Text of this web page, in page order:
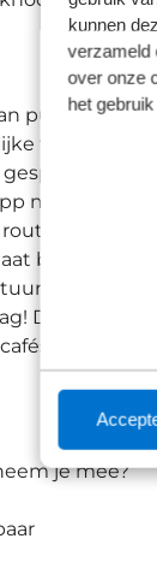
kunnen
verzameld
over onze
het
punt A naar
fietser.
met meer
op
bekend
of
Deze app
je mee?